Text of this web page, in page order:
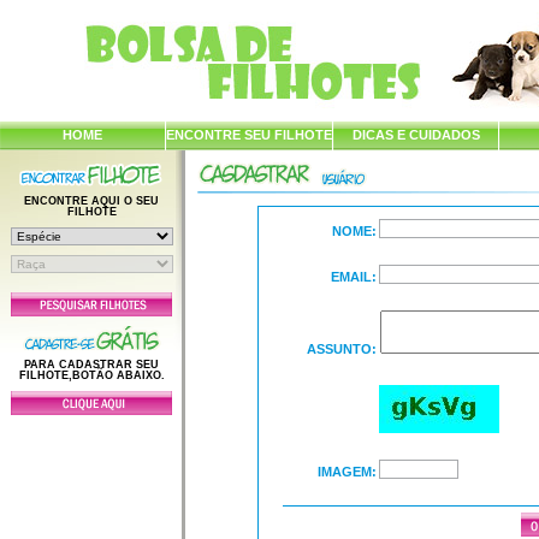
HOME ENCONTRE SEU FILHOTE DICAS E CUIDADOS
ENCONTRE AQUI O SEU
FILHOTE
PARA CADASTRAR SEU
FILHOTE,BOTÃO ABAIXO.
NOME:
EMAIL:
ASSUNTO:
IMAGEM: